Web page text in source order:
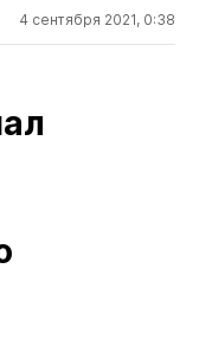
4 сентября 2021, 0:38